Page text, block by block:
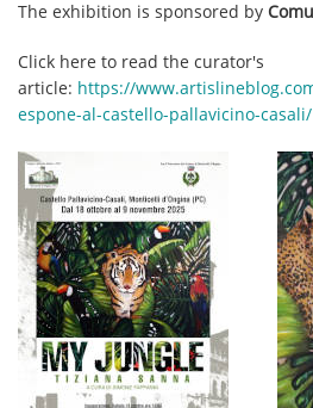
The exhibition is sponsored by
Click here to read the curator's
article: https://
espone-al-castello-pallavicino-casali/